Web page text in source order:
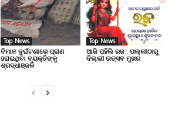
Top News
ବିମାନ ଦୁର୍ଘଟଣାରେ ପ୍ରାଣ
ହରାଇଥିବା ବ୍ୟକ୍ତିଙ୍କୁ
ଶ୍ରଦ୍ଧାଞ୍ଜଳି
Top News
ଆଜି ପହିଲି ରଜ : ପଲ୍ଲୀଠାରୁ
ଦିଲ୍ଲୀ ଉତ୍ସବ ମୁଖର